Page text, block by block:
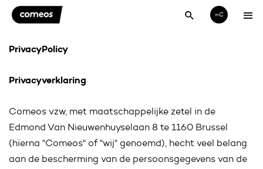
mC
PrivacyPolicy
Privacyverklaring
Comeos vzw, met maatschappelijke zetel in de
Edmond Van Nieuwenhuyselaan 8 te 1160 Brussel
(hierna "Comeos" of "wij" genoemd), hecht veel belang
aan de bescherming van de persoonsgegevens van de